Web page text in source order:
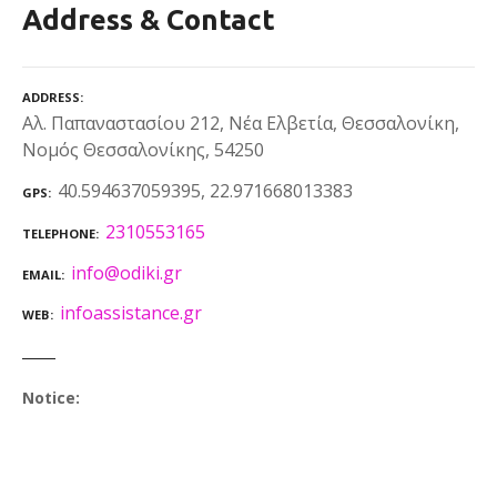
Address & Contact
ADDRESS
Αλ. Παπαναστασίου 212, Νέα Ελβετία, Θεσσαλονίκη,
Νομός Θεσσαλονίκης, 54250
GPS 40.594637059395, 22.971668013383
TELEPHONE 2310553165
EMAIL info@odiki.gr
WEB infoassistance.gr
Notice: